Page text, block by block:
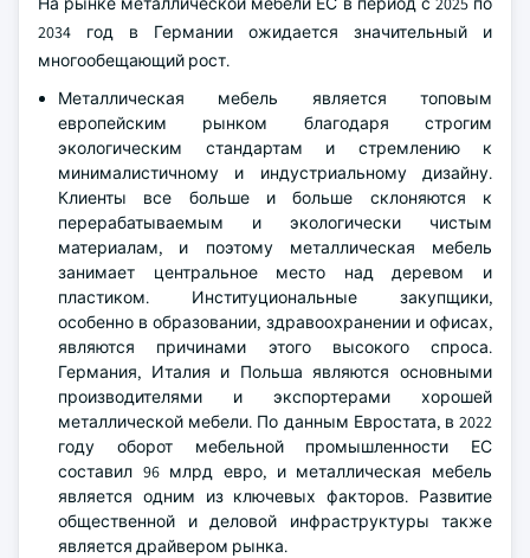
2034 год в Германии ожидается значительный и
многообещающий рост.
Металлическая мебель является топовым
европейским рынком благодаря строгим
экологическим стандартам и стремлению к
минималистичному и индустриальному дизайну.
Клиенты все больше и больше склоняются к
перерабатываемым и экологически чистым
материалам, и поэтому металлическая мебель
занимает центральное место над деревом и
пластиком. Институциональные закупщики,
особенно в образовании, здравоохранении и офисах,
являются причинами этого высокого спроса.
Германия, Италия и Польша являются основными
производителями и экспортерами хорошей
металлической мебели. По данным Евростата, в 2022
году оборот мебельной промышленности ЕС
составил 96 млрд евро, и металлическая мебель
является одним из ключевых факторов. Развитие
общественной и деловой инфраструктуры также
является драйвером рынка.